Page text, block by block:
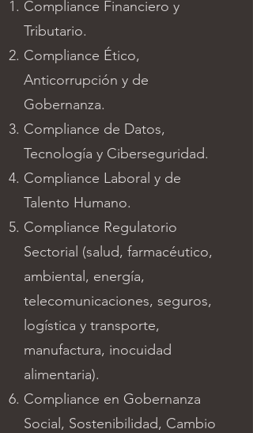
Compliance Financiero y
Tributario.
Compliance Ético,
Anticorrupción y de
Gobernanza.
Compliance de Datos,
Tecnología y Ciberseguridad.
Compliance Laboral y de
Talento Humano.
Compliance Regulatorio
Sectorial (salud, farmacéutico,
ambiental, energía,
telecomunicaciones, seguros,
logística y transporte,
manufactura, inocuidad
alimentaria).
Compliance en Gobernanza
Social, Sostenibilidad, Cambio